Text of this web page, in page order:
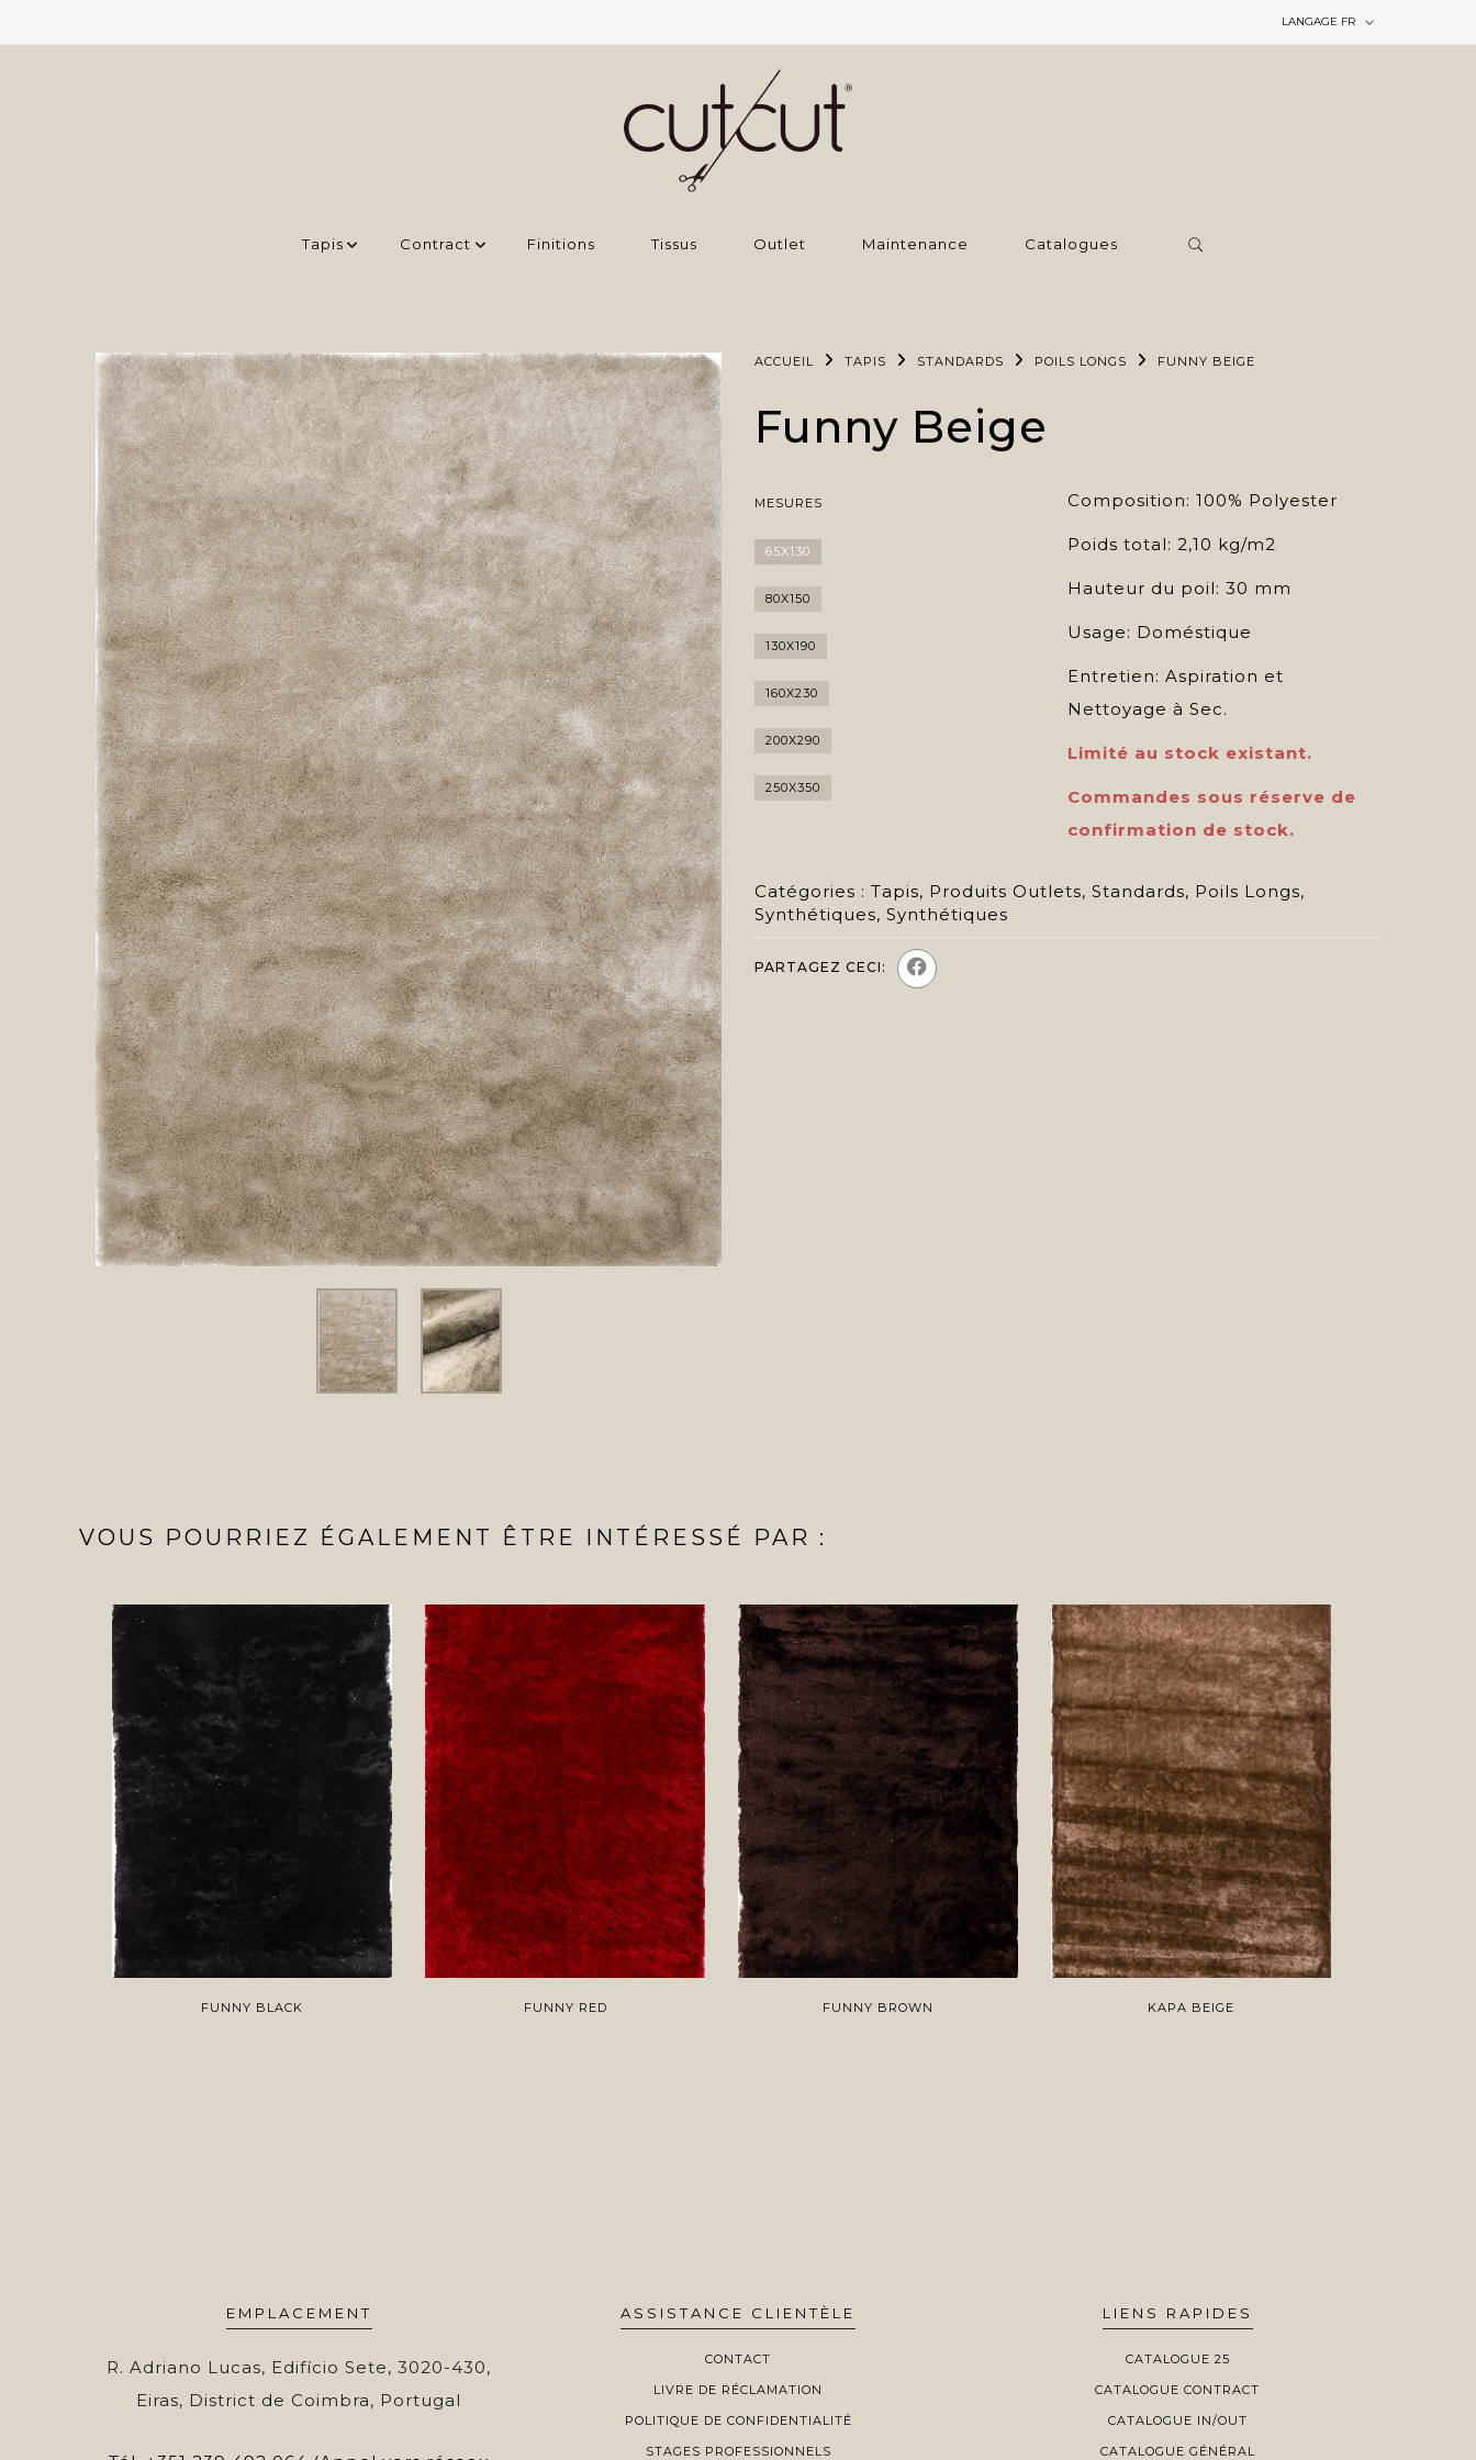
LANGAGE FR
Tapis Contract Finitions Tissus Outlet Maintenance Catalogues
ACCUEIL TAPIS STANDARDS POILS LONGS FUNNY BEIGE
Funny Beige
MESURES
65X130
80X150
130X190
160X230
200X290
250X350
Composition: 100% Polyester
Poids total: 2,10 kg/m2
Hauteur du poil: 30 mm
Usage: Doméstique
Entretien: Aspiration et
Nettoyage à Sec.
Limité au stock existant.
Commandes sous réserve de
confirmation de stock.
Catégories : Tapis, Produits Outlets, Standards, Poils Longs,
Synthétiques, Synthétiques
PARTAGEZ CECI:
VOUS POURRIEZ ÉGALEMENT ÊTRE INTÉRESSÉ PAR :
FUNNY BLACK FUNNY RED FUNNY BROWN KAPA BEIGE
EMPLACEMENT
R. Adriano Lucas, Edifício Sete, 3020-430,
Eiras, District de Coimbra, Portugal
ASSISTANCE CLIENTÈLE
CONTACT
LIVRE DE RÉCLAMATION
POLITIQUE DE CONFIDENTIALITÉ
STAGES PROFESSIONNELS
LIENS RAPIDES
CATALOGUE 25
CATALOGUE CONTRACT
CATALOGUE IN/OUT
CATALOGUE GÉNÉRAL